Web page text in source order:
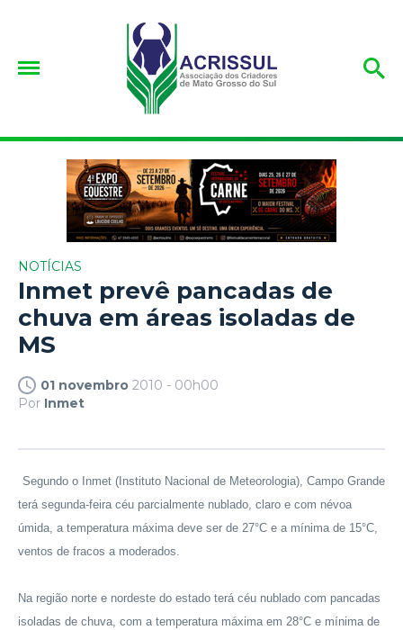
NOTÍCIAS
Inmet prevê pancadas de
chuva em áreas isoladas de
MS
01 novembro 2010 - 00h00
Por Inmet
Segundo o Inmet (Instituto Nacional de Meteorologia), Campo Grande
terá segunda-feira céu parcialmente nublado, claro e com névoa
úmida, a temperatura máxima deve ser de 27°C e a mínima de 15°C,
ventos de fracos a moderados.
Na região norte e nordeste do estado terá céu nublado com pancadas
isoladas de chuva, com a temperatura máxima em 28°C e mínima de